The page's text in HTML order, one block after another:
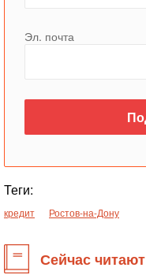
Эл. почта
Теги:
кредит Ростов-на-Дону
Сейчас читают